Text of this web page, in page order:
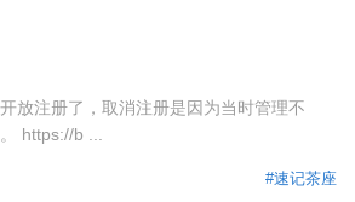
放注册了，取消注册是因为当时管理不
https://b ...
#速记茶座